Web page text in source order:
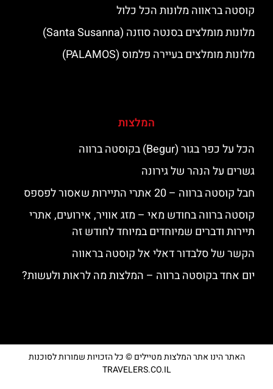
קוסטה בראווה מלונות הכל כלול
מלונות מומלצים בסנטה סוזנה (Santa Susanna)
מלונות מומלצים בעיירה פלמוס (PALAMOS)
המלצות
הכל על כפר בגור (Begur) בקוסטה ברווה
גשרים על הנהר של גירונה
חבל קוסטה ברווה – 20 אתרי התיירות שאסור לפספס
קוסטה ברווה בחודש מאי – מזג אוויר, אירועים, אתרי
תיירות ודברים שמיוחדים במיוחד לחודש זה
הקשר של סלבדור דאלי אל קוסטה בראווה
יום אחד בקוסטה ברווה – המלצות מה לראות ולעשות?
האתר הינו אתר המלצות מטיילים © כל הזכויות שמורות לסוכנות
TRAVELERS.CO.IL